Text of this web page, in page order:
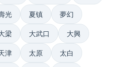
光 夏镇 夢幻
梁 大武口 大興
津 太原 太白